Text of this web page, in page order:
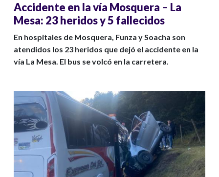
Accidente en la vía Mosquera – La
Mesa: 23 heridos y 5 fallecidos
En hospitales de Mosquera, Funza y Soacha son
atendidos los 23 heridos que dejó el accidente en la
vía La Mesa. El bus se volcó en la carretera.